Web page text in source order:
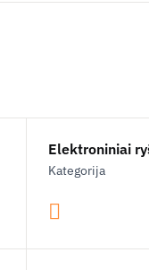
Elektroniniai
Kategorija